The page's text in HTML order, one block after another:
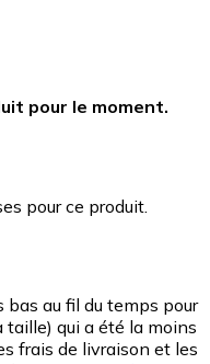
pour le moment.
pour ce produit.
au fil du temps pour
taille) qui a été la moins
frais de livraison et les